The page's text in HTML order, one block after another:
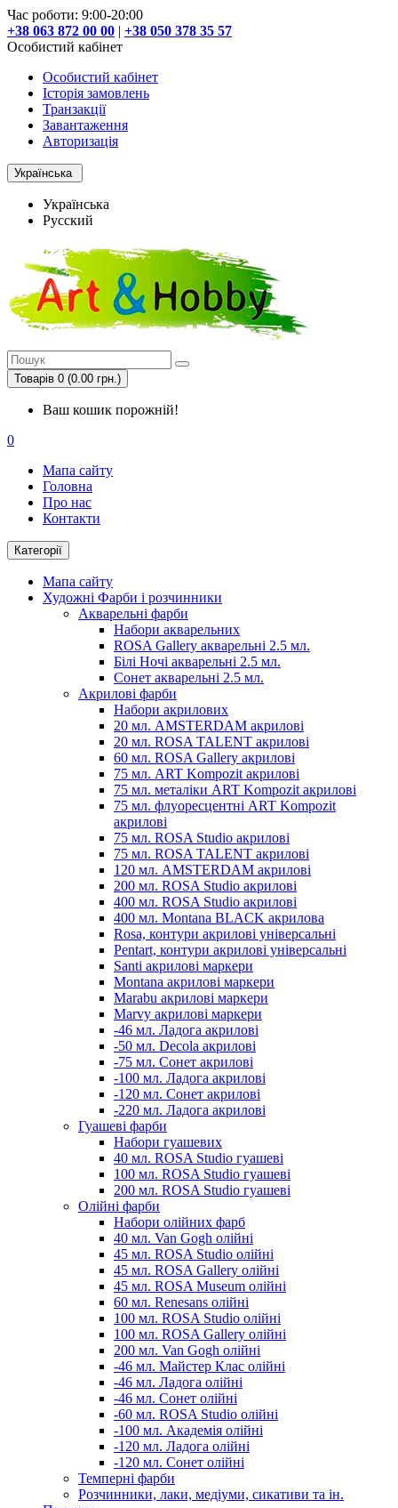
Час роботи: 9:00-20:00
+38 063 872 00 00 | +38 050 378 35 57
Особистий кабінет
Особистий кабінет
Історія замовлень
Транзакції
Завантаження
Авторизація
Українська
Українська
Русский
Товарів 0 (0.00 грн.)
Ваш кошик порожній!
0
Мапа сайту
Головна
Про нас
Контакти
Категорії
Мапа сайту
Художні Фарби і розчинники
Акварельні фарби
Набори акварельних
ROSA Gallery акварельні 2.5 мл.
Білі Ночі акварельні 2.5 мл.
Сонет акварельні 2.5 мл.
Акрилові фарби
Набори акрилових
20 мл. AMSTERDAM акрилові
20 мл. ROSA TALENT акрилові
60 мл. ROSA Gallery акрилові
75 мл. ART Kompozit акрилові
75 мл. металіки ART Kompozit акрилові
75 мл. флуоресцентні ART Kompozit
акрилові
75 мл. ROSA Studio акрилові
75 мл. ROSA TALENT акрилові
120 мл. AMSTERDAM акрилові
200 мл. ROSA Studio акрилові
400 мл. ROSA Studio акрилові
400 мл. Montana BLACK акрилова
Rosa, контури акрилові універсальні
Pentart, контури акрилові універсальні
Santi акрилові маркери
Montana акрилові маркери
Marabu акрилові маркери
Marvy акрилові маркери
-46 мл. Ладога акрилові
-50 мл. Decola акрилові
-75 мл. Сонет акрилові
-100 мл. Ладога акрилові
-120 мл. Сонет акрилові
-220 мл. Ладога акрилові
Гуашеві фарби
Набори гуашевих
40 мл. ROSA Studio гуашеві
100 мл. ROSA Studio гуашеві
200 мл. ROSA Studio гуашеві
Олійні фарби
Набори олійних фарб
40 мл. Van Gogh олійні
45 мл. ROSA Studio олійні
45 мл. ROSA Gallery олійні
45 мл. ROSA Museum олійні
60 мл. Renesans олійні
100 мл. ROSA Studio олійні
100 мл. ROSA Gallery олійні
200 мл. Van Gogh олійні
-46 мл. Майстер Клас олійні
-46 мл. Ладога олійні
-46 мл. Сонет олійні
-60 мл. ROSA Studio олійні
-100 мл. Академія олійні
-120 мл. Ладога олійні
-120 мл. Сонет олійні
Темперні фарби
Розчинники, лаки, медіуми, сикативи та ін.